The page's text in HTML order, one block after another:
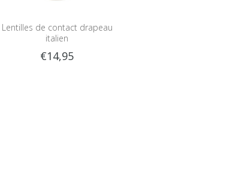
Lentilles de contact drapeau
italien
€14,95